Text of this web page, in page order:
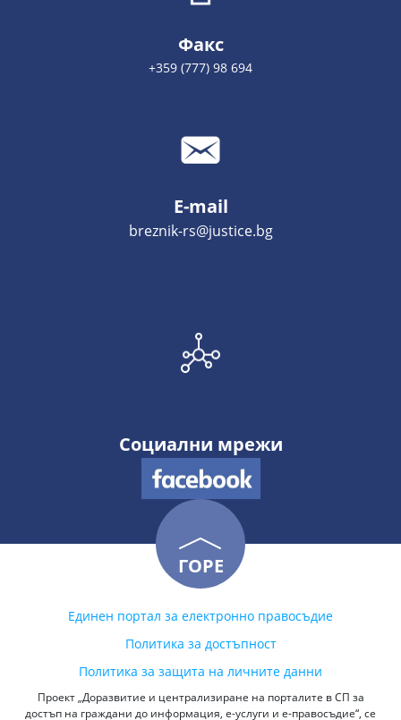
Факс
+359 (777) 98 694
E-mail
breznik-rs@justice.bg
Социални мрежи
ГОРЕ
Единен портал за електронно правосъдие
Политика за достъпност
Политика за защита на личните данни
Проект „Доразвитие и централизиране на порталите в СП за
достъп на граждани до информация, е-услуги и е-правосъдие“, се